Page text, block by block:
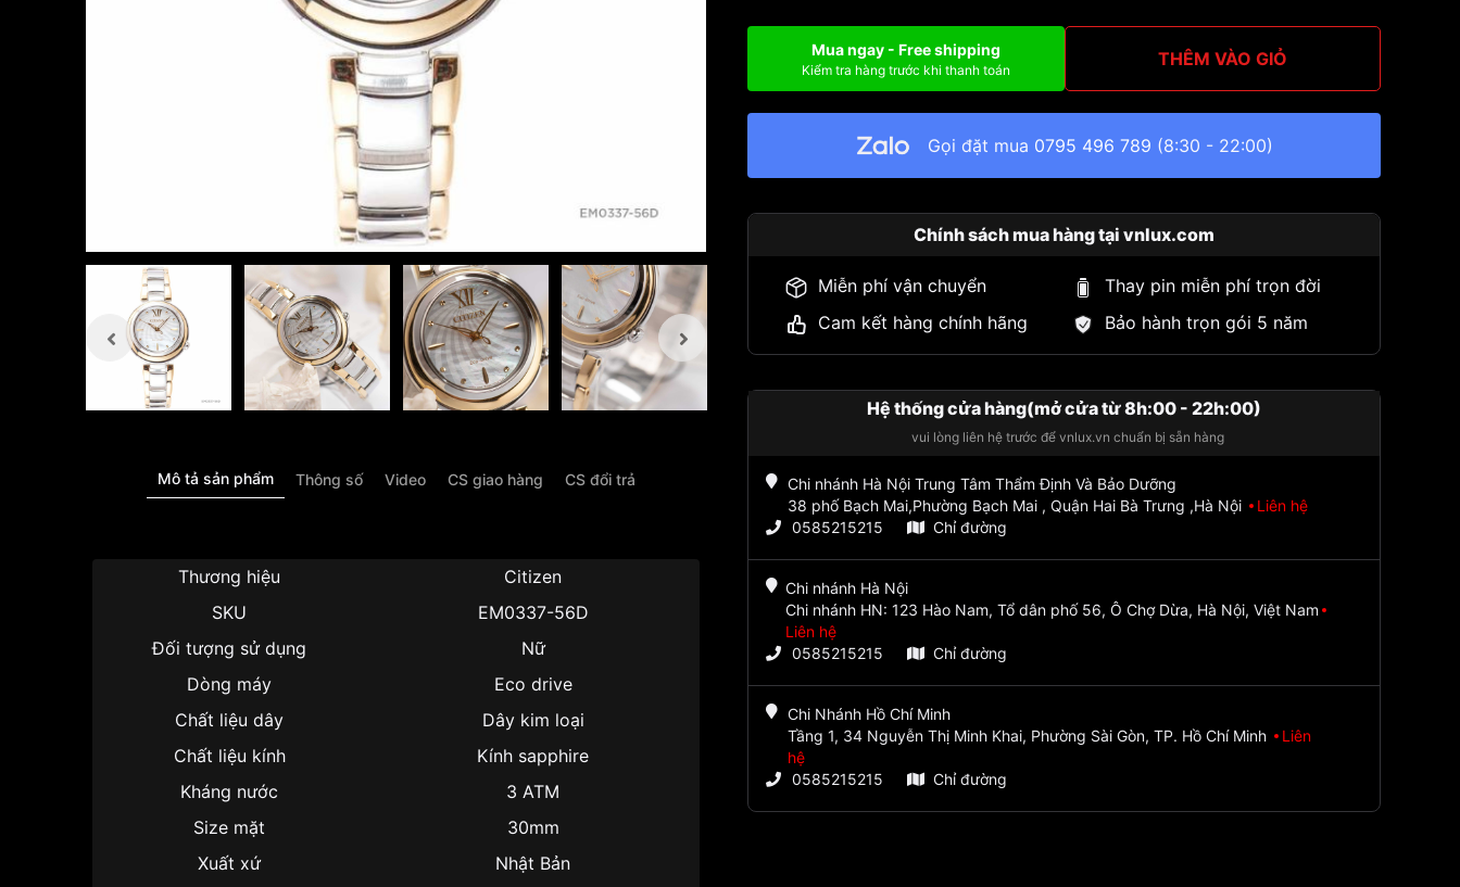
Mô tả sản phẩm Thông số Video CS giao hàng CS đổi trả
Thương hiệu
Citizen
SKU
EM0337-56D
Đối tượng sử dụng
Nữ
Dòng máy
Eco drive
Chất liệu dây
Dây kim loại
Chất liệu kính
Kính sapphire
Kháng nước
3 ATM
Size mặt
30mm
Xuất xứ
Nhật Bản
Mua ngay - Free shipping
Kiểm tra hàng trước khi thanh toán THÊM VÀO GIỎ
Gọi đặt mua 0795 496 789 (8:30 - 22:00)
Chính sách mua hàng tại vnlux.com
Miễn phí vận chuyển
Thay pin miễn phí trọn đời
Cam kết hàng chính hãng
Bảo hành trọn gói 5 năm
Hệ thống cửa hàng(mở cửa từ 8h:00 - 22h:00)
vui lòng liên hệ trước để vnlux.vn chuẩn bị sẵn hàng
Chi nhánh Hà Nội Trung Tâm Thẩm Định Và Bảo Dưỡng
38 phố Bạch Mai,Phường Bạch Mai , Quận Hai Bà Trưng ,Hà Nội
Liên hệ
0585215215
Chỉ đường
Chi nhánh Hà Nội
Chi nhánh HN: 123 Hào Nam, Tổ dân phố 56, Ô Chợ Dừa, Hà Nội, Việt Nam
Liên hệ
0585215215
Chỉ đường
Chi Nhánh Hồ Chí Minh
Tầng 1, 34 Nguyễn Thị Minh Khai, Phường Sài Gòn, TP. Hồ Chí Minh
Liên
hệ
0585215215
Chỉ đường